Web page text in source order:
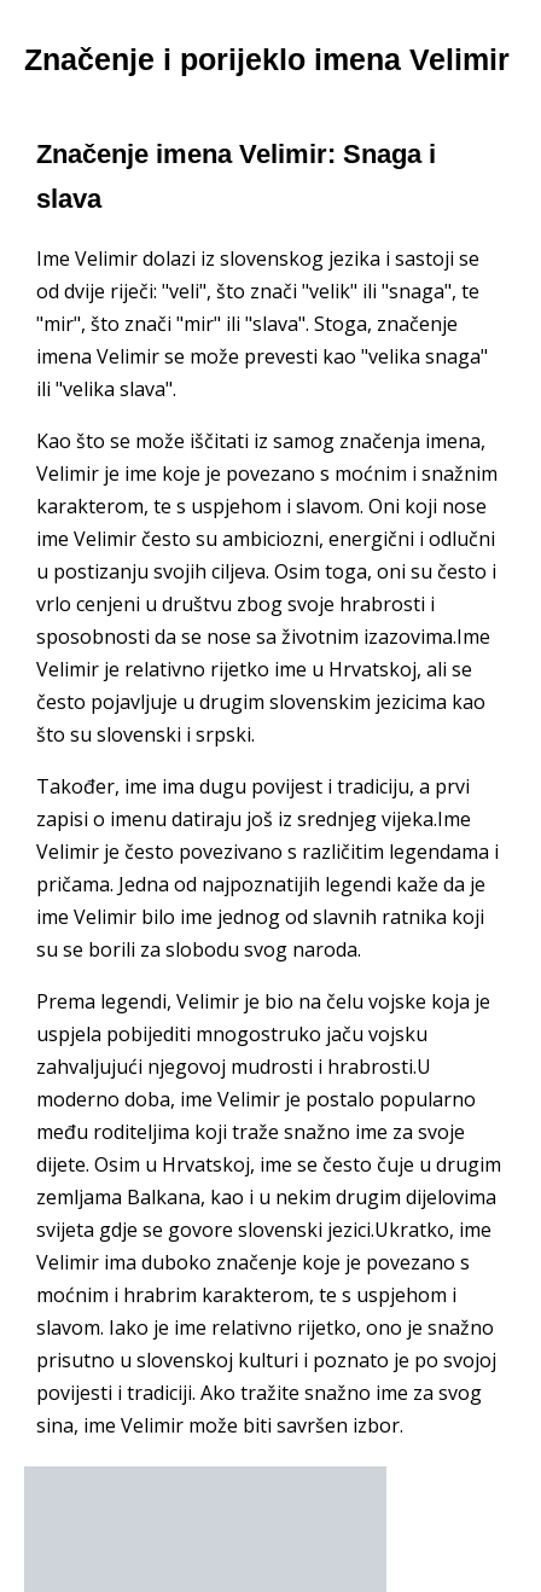
Značenje i porijeklo imena Velimir
Značenje imena Velimir: Snaga i
slava
Ime Velimir dolazi iz slovenskog jezika i sastoji se
od dvije riječi: "veli", što znači "velik" ili "snaga", te
"mir", što znači "mir" ili "slava". Stoga, značenje
imena Velimir se može prevesti kao "velika snaga"
ili "velika slava".
Kao što se može iščitati iz samog značenja imena,
Velimir je ime koje je povezano s moćnim i snažnim
karakterom, te s uspjehom i slavom. Oni koji nose
ime Velimir često su ambiciozni, energični i odlučni
u postizanju svojih ciljeva. Osim toga, oni su često i
vrlo cenjeni u društvu zbog svoje hrabrosti i
sposobnosti da se nose sa životnim izazovima.Ime
Velimir je relativno rijetko ime u Hrvatskoj, ali se
često pojavljuje u drugim slovenskim jezicima kao
što su slovenski i srpski.
Također, ime ima dugu povijest i tradiciju, a prvi
zapisi o imenu datiraju još iz srednjeg vijeka.Ime
Velimir je često povezivano s različitim legendama i
pričama. Jedna od najpoznatijih legendi kaže da je
ime Velimir bilo ime jednog od slavnih ratnika koji
su se borili za slobodu svog naroda.
Prema legendi, Velimir je bio na čelu vojske koja je
uspjela pobijediti mnogostruko jaču vojsku
zahvaljujući njegovoj mudrosti i hrabrosti.U
moderno doba, ime Velimir je postalo popularno
među roditeljima koji traže snažno ime za svoje
dijete. Osim u Hrvatskoj, ime se često čuje u drugim
zemljama Balkana, kao i u nekim drugim dijelovima
svijeta gdje se govore slovenski jezici.Ukratko, ime
Velimir ima duboko značenje koje je povezano s
moćnim i hrabrim karakterom, te s uspjehom i
slavom. Iako je ime relativno rijetko, ono je snažno
prisutno u slovenskoj kulturi i poznato je po svojoj
povijesti i tradiciji. Ako tražite snažno ime za svog
sina, ime Velimir može biti savršen izbor.